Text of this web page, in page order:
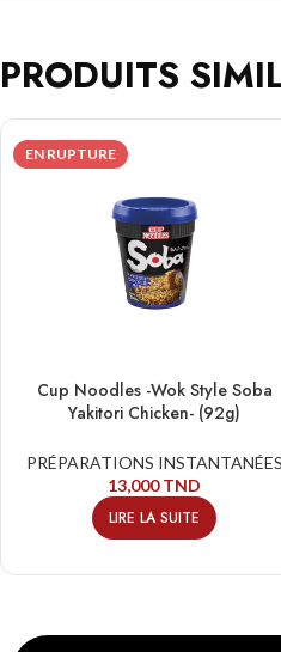
PRODUITS
EN RUPTURE
Cup Noodles -Wok Style Soba
Yakitori Chicken- (92g)
PRÉPARATIONS INSTANTANÉES
13,000TND
LIRE LA SUITE